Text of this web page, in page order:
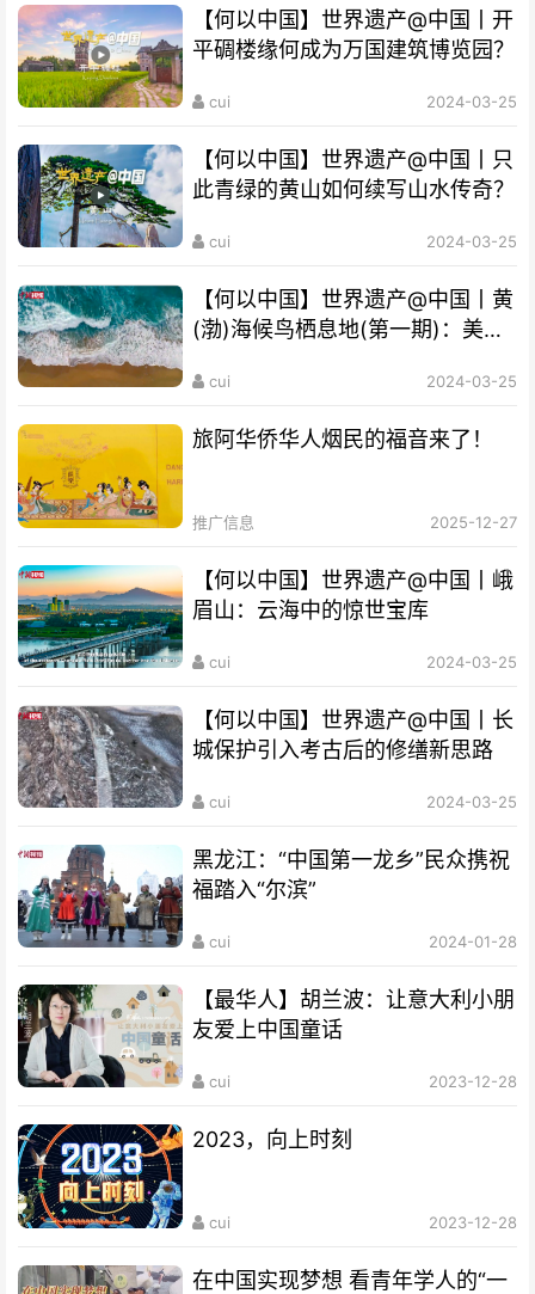
【何以中国】世界遗产@中国丨开
平碉楼缘何成为万国建筑博览园？
cui 2024-03-25
【何以中国】世界遗产@中国丨只
此青绿的黄山如何续写山水传奇？
cui 2024-03-25
【何以中国】世界遗产@中国丨黄
(渤)海候鸟栖息地(第一期)：美丽
cui 2024-03-25
旅阿华侨华人烟民的福音来了！
推广信息 2025-12-27
【何以中国】世界遗产@中国丨峨
眉山：云海中的惊世宝库
cui 2024-03-25
【何以中国】世界遗产@中国丨长
城保护引入考古后的修缮新思路
cui 2024-03-25
黑龙江：“中国第一龙乡”民众携祝
福踏入“尔滨”
cui 2024-01-28
【最华人】胡兰波：让意大利小朋
友爱上中国童话
cui 2023-12-28
2023，向上时刻
cui 2023-12-28
在中国实现梦想 看青年学人的“一